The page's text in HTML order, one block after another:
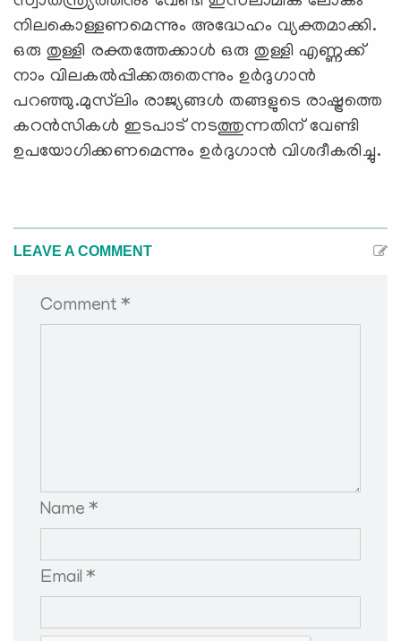
നിലകൊള്ളണമെന്നും അദ്ധേഹം വ്യക്തമാക്കി.
ഒരു തുള്ളി രക്തത്തേക്കാള്‍ ഒരു തുള്ളി എണ്ണക്ക്
നാം വിലകല്‍പ്പിക്കരുതെന്നും ഉര്‍ദുഗാന്‍
പറഞ്ഞു.മുസ്‌ലിം രാജ്യങ്ങള്‍ തങ്ങളുടെ രാഷ്ട്രത്തെ
കറന്‍സികള്‍ ഇടപാട് നടത്തുന്നതിന് വേണ്ടി
ഉപയോഗിക്കണമെന്നും ഉര്‍ദുഗാന്‍ വിശദീകരിച്ചു.
LEAVE A COMMENT
Comment *
Name *
Email *